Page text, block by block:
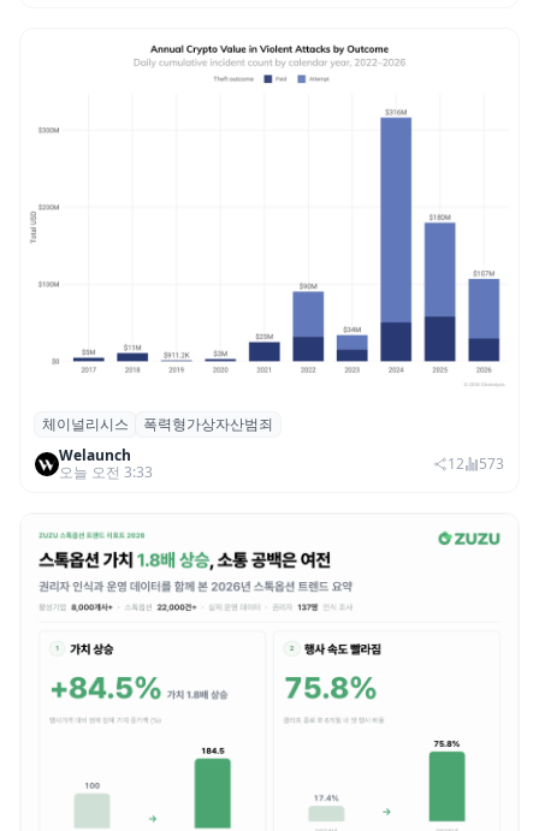
체이널리시스 “가상자산 보유자 대상 폭력
범죄 증가…상반기 탈취액 3000만 달러 돌파
체이널리시스
폭력형가상자산범죄
Welaunch
오늘 오전 3:33
12 573